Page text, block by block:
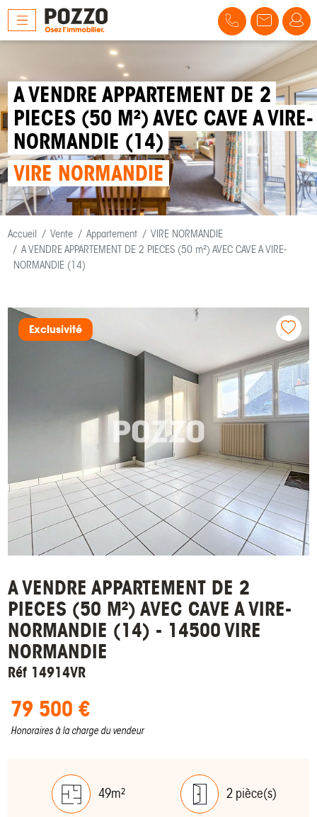
A VENDRE APPARTEMENT DE 2
PIECES (50 M²) AVEC CAVE A VIRE-
NORMANDIE (14)
VIRE NORMANDIE
Accueil Vente Appartement
VIRE NORMANDIE
A VENDRE APPARTEMENT DE 2 PIECES (50 m²) AVEC CAVE A VIRE-
NORMANDIE (14)
Exclusivité
A VENDRE APPARTEMENT DE 2
PIECES (50 M²) AVEC CAVE A VIRE-
NORMANDIE (14) - 14500 VIRE
NORMANDIE
Réf 14914VR
79 500 €
Honoraires à la charge du vendeur
49m² 2 pièce(s)